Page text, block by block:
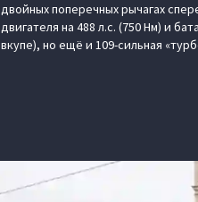
двойных поперечных рычагах
двигателя на 488 л.с. (750 Нм) и
вкупе), но ещё и 109-сильная